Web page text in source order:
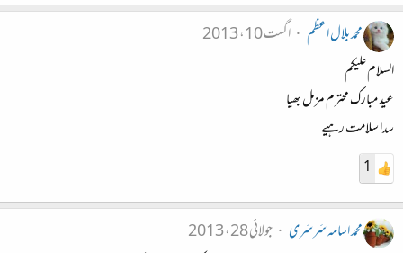
محمد بلال اعظم
اگست 10، 2013
السلام علیکم
عید مبارک محترم مزمل بھیا
سدا سلامت رہیے
1
محمد اسامہ سَرسَری
جولائی 28، 2013